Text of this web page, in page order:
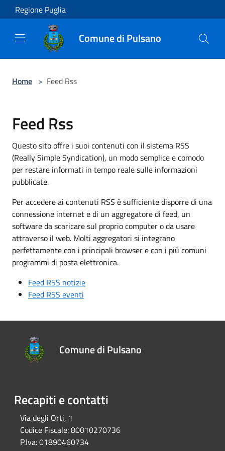
Salta al contenuto principale
Regione Puglia
Comune di Pulsano
Home > Feed Rss
Feed Rss
Questo sito offre i suoi contenuti con il sistema RSS
(Really Simple Syndication), un modo semplice e comodo
per restare informati in tempo reale sulle informazioni
pubblicate.
Per accedere ai contenuti RSS è sufficiente disporre di una
connessione internet e di un aggregatore di feed, un
software da scaricare sul proprio computer o da usare
attraverso il web. Molti aggregatori si integrano
perfettamente con i principali browser e con i più comuni
programmi di posta elettronica.
Feed RSS notizie
Feed RSS eventi
Comune di Pulsano
Recapiti e contatti
Via degli Orti, 1
Codice Fiscale:80010270736
P.Iva:01890460734